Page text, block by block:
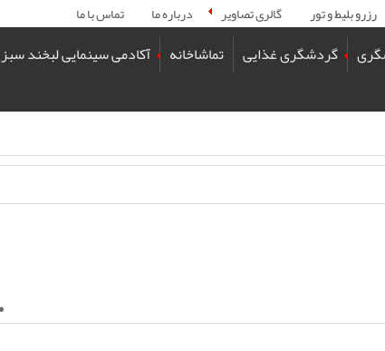
رزرو بلیط و تور گالری تصاویر درباره ما تماس با ما
گردشگری غذایی تماشاخانه
آکادمی سینمایی لبخند سبز